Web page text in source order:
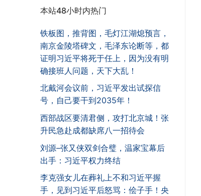
本站48小时内热门
铁板图，推背图，毛灯江湖熄预言，
南京金陵塔碑文，毛泽东论断等，都
证明习近平将死于任上，因为没有明
确接班人问题，天下大乱！
北戴河会议前，习近平发出试探信
号，自己要干到2035年！
西部战区要清君侧，攻打北京城！张
升民急赴成都缺席八一招待会
刘源–张又侠双剑合璧，温家宝幕后
出手：习近平权力终结
李克强女儿在葬礼上不和习近平握
手，见到习近平后怒骂：侩子手！央